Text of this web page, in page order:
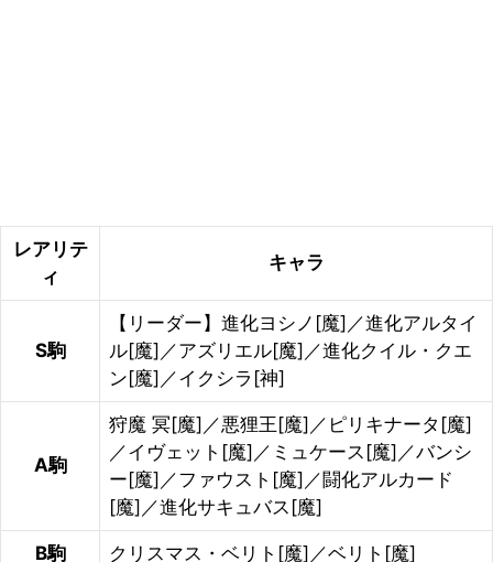
レアリテ
ィ
キャラ
S駒
【リーダー】進化ヨシノ[魔]／進化アルタイ
ル[魔]／アズリエル[魔]／進化クイル・クエ
ン[魔]／イクシラ[神]
A駒
狩魔 冥[魔]／悪狸王[魔]／ピリキナータ[魔]
／イヴェット[魔]／ミュケース[魔]／バンシ
ー[魔]／ファウスト[魔]／闘化アルカード
[魔]／進化サキュバス[魔]
B駒 クリスマス・ベリト[魔]／ベリト[魔]